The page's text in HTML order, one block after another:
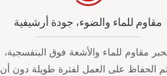
مقاوم للماء والضوء، جودة أرشيفية
مقاوم للماء والأشعة فوق البنفسجية،
الحفاظ على العمل لفترة طويلة دون أن